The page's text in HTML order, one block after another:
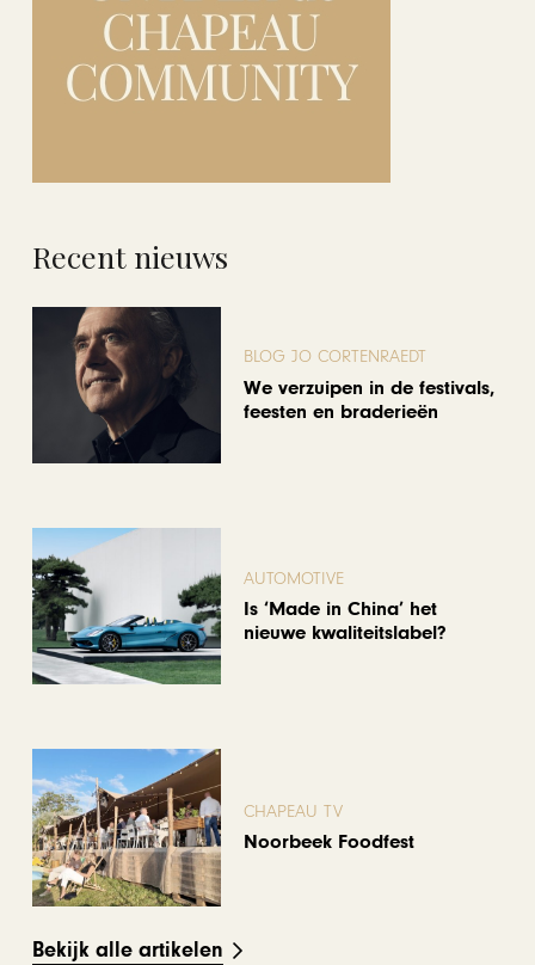
Recent nieuws
BLOG JO CORTENRAEDT
We verzuipen in de festivals,
feesten en braderieën
AUTOMOTIVE
Is ‘Made in China’ het
nieuwe kwaliteitslabel?
CHAPEAU TV
Noorbeek Foodfest
Bekijk alle artikelen